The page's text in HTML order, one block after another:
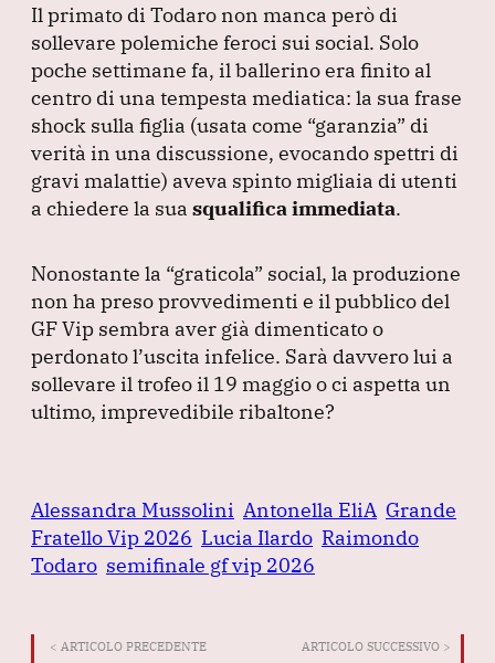
Il primato di Todaro non manca però di
sollevare polemiche feroci sui social. Solo
poche settimane fa, il ballerino era finito al
centro di una tempesta mediatica: la sua frase
shock sulla figlia (usata come “garanzia” di
verità in una discussione, evocando spettri di
gravi malattie) aveva spinto migliaia di utenti
a chiedere la sua squalifica immediata.
Nonostante la “graticola” social, la produzione
non ha preso provvedimenti e il pubblico del
GF Vip sembra aver già dimenticato o
perdonato l’uscita infelice. Sarà davvero lui a
sollevare il trofeo il 19 maggio o ci aspetta un
ultimo, imprevedibile ribaltone?
Alessandra Mussolini Antonella EliA Grande
Fratello Vip 2026 Lucia Ilardo Raimondo
Todaro semifinale gf vip 2026
< ARTICOLO PRECEDENTE ARTICOLO SUCCESSIVO >